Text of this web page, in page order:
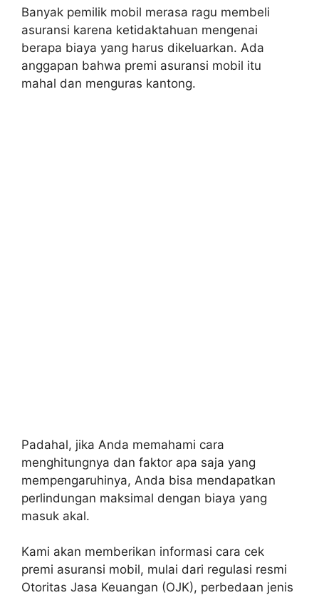
Banyak pemilik mobil merasa ragu membeli
asuransi karena ketidaktahuan mengenai
berapa biaya yang harus dikeluarkan. Ada
anggapan bahwa premi asuransi mobil itu
mahal dan menguras kantong.
Padahal, jika Anda memahami cara
menghitungnya dan faktor apa saja yang
mempengaruhinya, Anda bisa mendapatkan
perlindungan maksimal dengan biaya yang
masuk akal.
Kami akan memberikan informasi cara cek
premi asuransi mobil, mulai dari regulasi resmi
Otoritas Jasa Keuangan (OJK), perbedaan jenis